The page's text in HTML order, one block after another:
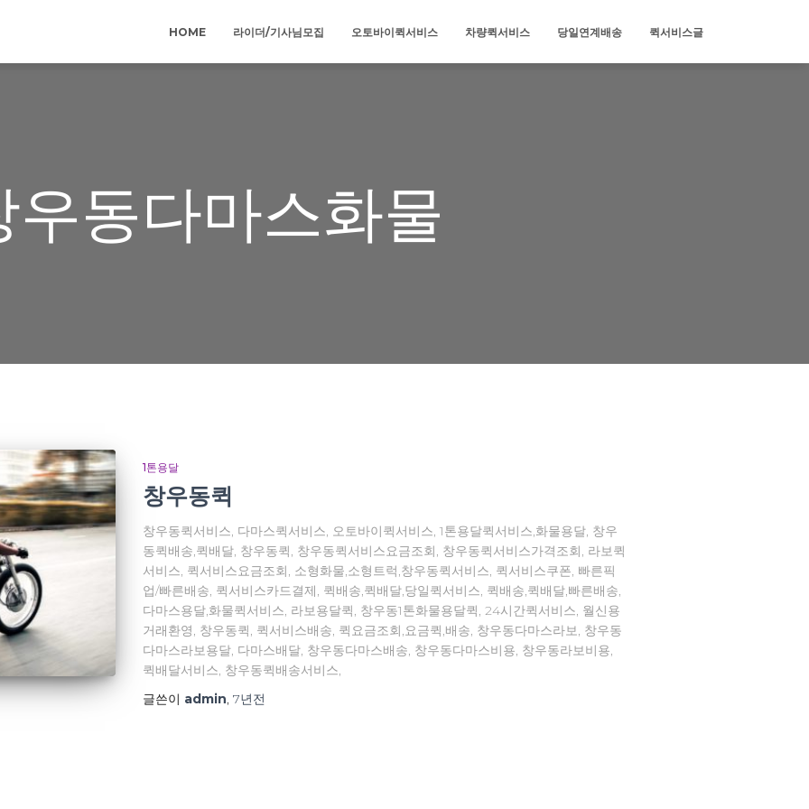
HOME 라이더/기사님모집 오토바이퀵서비스 차량퀵서비스 당일연계배송 퀵서비스글
우동다마스화물
1톤용달
창우동퀵
창우동퀵서비스, 다마스퀵서비스, 오토바이퀵서비스, 1톤용달퀵서비스,화물용달, 창우
동퀵배송,퀵배달, 창우동퀵, 창우동퀵서비스요금조회, 창우동퀵서비스가격조회, 라보퀵
서비스, 퀵서비스요금조회, 소형화물,소형트럭,창우동퀵서비스, 퀵서비스쿠폰, 빠른픽
업/빠른배송, 퀵서비스카드결제, 퀵배송,퀵배달,당일퀵서비스, 퀵배송,퀵배달,빠른배송,
다마스용달,화물퀵서비스, 라보용달퀵, 창우동1톤화물용달퀵, 24시간퀵서비스, 월신용
거래환영, 창우동퀵, 퀵서비스배송, 퀵요금조회,요금퀵,배송, 창우동다마스라보, 창우동
다마스라보용달, 다마스배달, 창우동다마스배송, 창우동다마스비용, 창우동라보비용,
퀵배달서비스, 창우동퀵배송서비스,
글쓴이 admin, 7년전